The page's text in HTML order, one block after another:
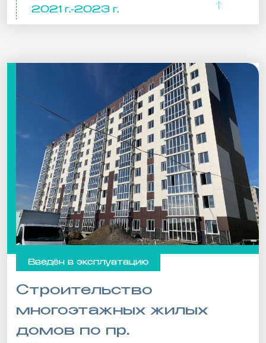
2021 г.-2023 г.
Введён в эксплуатацию
Строительство
многоэтажных жилых
домов по пр.